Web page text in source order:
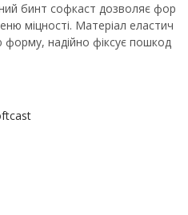
бинт софкаст дозволяє фор
міцності. Матеріал еластич
форму, надійно фіксує пошкод